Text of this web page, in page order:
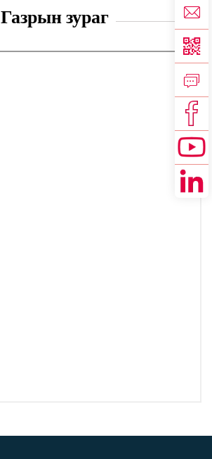
Газрын зураг